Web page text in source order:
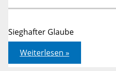
Sieghafter Glaube
1.
Johannes
5,1-
Weiterlesen »